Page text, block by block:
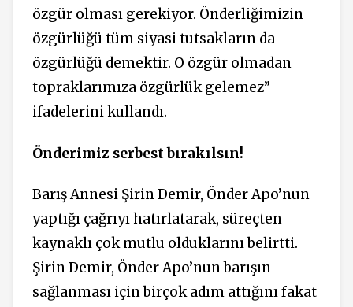
özgür olması gerekiyor. Önderliğimizin
özgürlüğü tüm siyasi tutsakların da
özgürlüğü demektir. O özgür olmadan
topraklarımıza özgürlük gelemez”
ifadelerini kullandı.
Önderimiz serbest bırakılsın!
Barış Annesi Şirin Demir, Önder Apo’nun
yaptığı çağrıyı hatırlatarak, süreçten
kaynaklı çok mutlu olduklarını belirtti.
Şirin Demir, Önder Apo’nun barışın
sağlanması için birçok adım attığını fakat